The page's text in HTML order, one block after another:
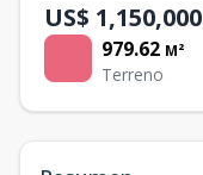
US$ 1,150,000
979.62 M²
Terreno